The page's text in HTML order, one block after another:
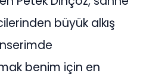
büyük alkış
benim için en